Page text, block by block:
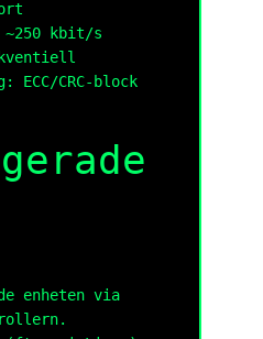
kbit/s
ECC/CRC-block
enheten via